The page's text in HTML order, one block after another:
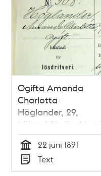
Ogifta Amanda
Charlotta
Höglander, 29,
häktad för lösdriveri
- polisförhör
Tid
22 juni 1891
Typ
Text